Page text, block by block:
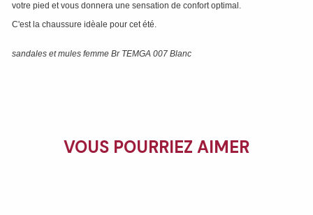
votre pied et vous donnera une sensation de confort optimal.
C'est la chaussure idèale pour cet été.
sandales et mules femme Br TEMGA 007 Blanc
VOUS POURRIEZ AIMER